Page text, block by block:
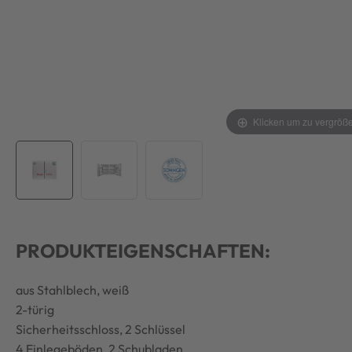
Klicken um zu
PRODUKTEIGENSCHAFTEN:
aus Stahlblech, weiß
2-türig
Sicherheitsschloss, 2 Schlüssel
4 Einlegeböden, 2 Schubladen